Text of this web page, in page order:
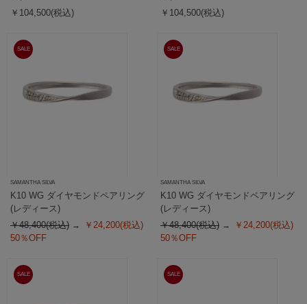
￥104,500(税込)
￥104,500(税込)
SALE
SAMANTHA SILVA
K10 WG ダイヤモンドペアリング
(レディース)
￥48,400(税込)
￥24,200(税込)
50％OFF
SALE
SAMANTHA SILVA
K10 WG ダイヤモンドペアリング
(レディース)
￥48,400(税込)
￥24,200(税込)
50％OFF
SALE SALE